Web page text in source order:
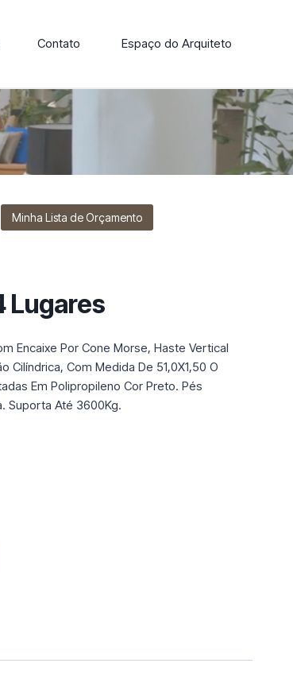
Contato Espaço do Arquiteto
de cadeiras, poltronas, sofás e mesas de
Minha Lista de Orçamento
Lugares
Encaixe Por Cone Morse, Haste Vertical
Cilíndrica, Com Medida De 51,0X1,50 O
Em Polipropileno Cor Preto. Pés
Suporta Até 3600Kg.